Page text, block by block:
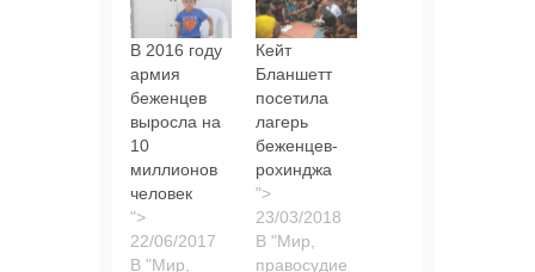
В 2016 году
армия
беженцев
выросла на
10
миллионов
человек
">
В "Мир,
Кейт
Бланшетт
посетила
лагерь
беженцев-
рохинджа
">
В "Мир,
правосудие